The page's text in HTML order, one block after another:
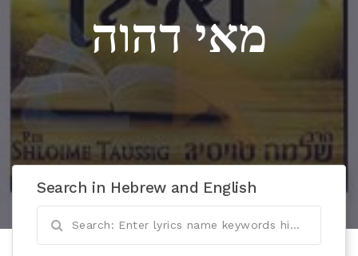
מאי דהוה
Search in Hebrew and English